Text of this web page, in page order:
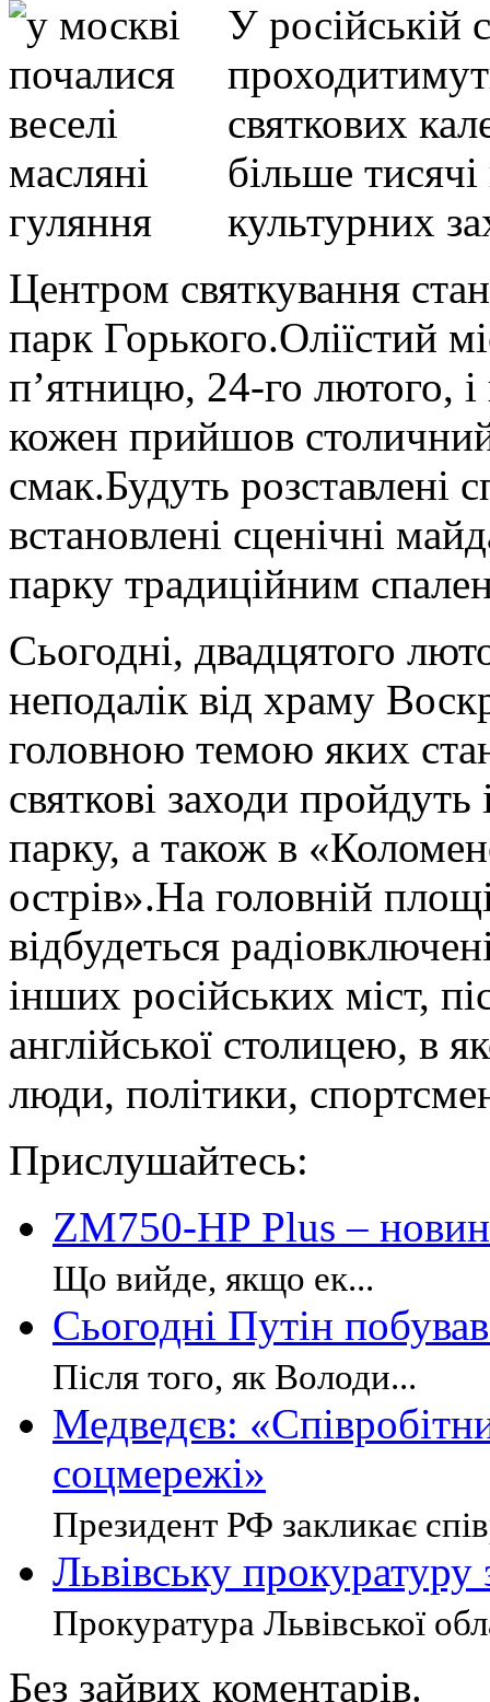
У російській
святкових
більше
культурних
Центром святкування
парк Горького.Оліїстий
п’ятницю, 24-го лютого, і
кожен прийшов
смак.Будуть розставлені
встановлені сценічні
парку традиційним
Сьогодні, двадцятого
неподалік від храму
головною темою яких
святкові заходи пройдуть
парку, а також в
острів».На головній
відбудеться
інших російських міст,
англійської столицею, в
люди, політики,
Прислушайтесь:
ZM750-HP Plus –
Що вийде, якщо ек...
Сьогодні Путін
Після того, як Володи...
Медведєв:
соцмережі»
Президент РФ закликає
Львівську прокуратуру
Прокуратура Львівської
Без зайвих коментарів.